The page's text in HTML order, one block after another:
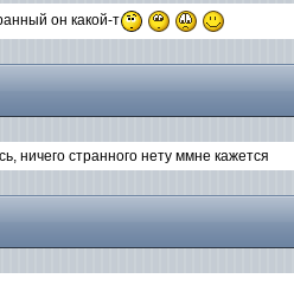
он какой-т
ничего странного нету ммне кажется